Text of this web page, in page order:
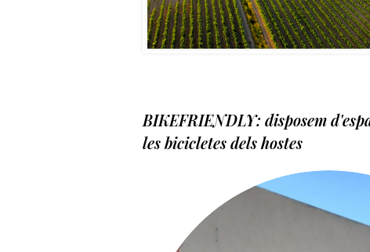
BIKEFRIENDLY: disposem
les bicicletes dels hostes